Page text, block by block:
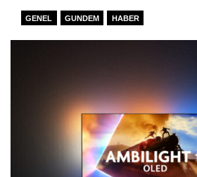
GENEL GUNDEM HABER